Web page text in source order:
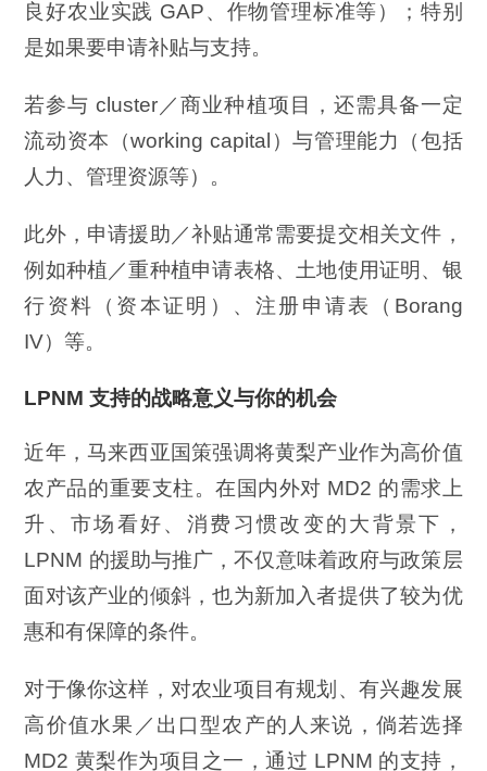
良好农业实践 GAP、作物管理标准等）；特别
是如果要申请补贴与支持。
若参与 cluster／商业种植项目，还需具备一定
流动资本（working capital）与管理能力（包括
人力、管理资源等）。
此外，申请援助／补贴通常需要提交相关文件，
例如种植／重种植申请表格、土地使用证明、银
行资料（资本证明）、注册申请表（Borang
IV）等。
LPNM 支持的战略意义与你的机会
近年，马来西亚国策强调将黄梨产业作为高价值
农产品的重要支柱。在国内外对 MD2 的需求上
升、市场看好、消费习惯改变的大背景下，
LPNM 的援助与推广，不仅意味着政府与政策层
面对该产业的倾斜，也为新加入者提供了较为优
惠和有保障的条件。
对于像你这样，对农业项目有规划、有兴趣发展
高价值水果／出口型农产的人来说，倘若选择
MD2 黄梨作为项目之一，通过 LPNM 的支持，